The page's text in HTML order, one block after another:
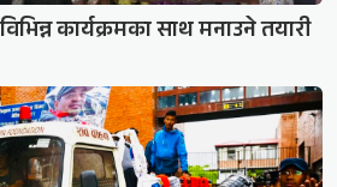
कार्यक्रमका साथ मनाउने तयारी